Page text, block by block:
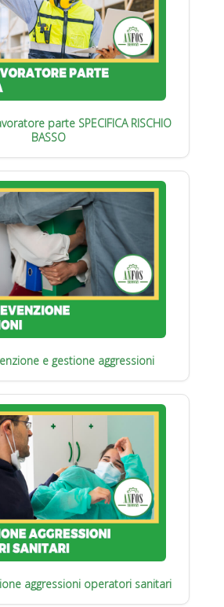
parte SPECIFICA RISCHIO
BASSO
e gestione aggressioni
aggressioni operatori sanitari